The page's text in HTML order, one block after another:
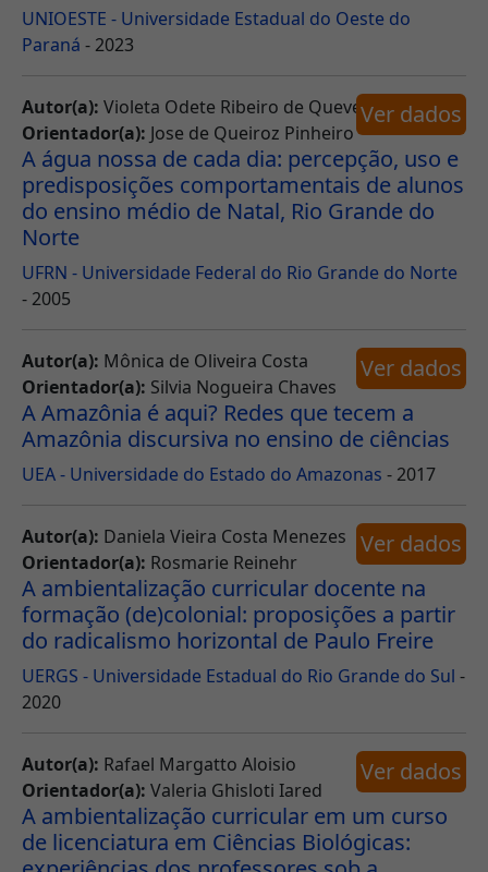
UNIOESTE - Universidade Estadual do Oeste do
Paraná - 2023
Autor(a): Violeta Odete Ribeiro de Quevedo
Orientador(a): Jose de Queiroz Pinheiro
A água nossa de cada dia: percepção, uso e
predisposições comportamentais de alunos
do ensino médio de Natal, Rio Grande do
Norte
UFRN - Universidade Federal do Rio Grande do Norte
- 2005
Ver dados
Autor(a): Mônica de Oliveira Costa
Orientador(a): Silvia Nogueira Chaves
A Amazônia é aqui? Redes que tecem a
Amazônia discursiva no ensino de ciências
UEA - Universidade do Estado do Amazonas - 2017
Ver dados
Autor(a): Daniela Vieira Costa Menezes
Orientador(a): Rosmarie Reinehr
A ambientalização curricular docente na
formação (de)colonial: proposições a partir
do radicalismo horizontal de Paulo Freire
UERGS - Universidade Estadual do Rio Grande do Sul -
2020
Ver dados
Autor(a): Rafael Margatto Aloisio
Orientador(a): Valeria Ghisloti Iared
A ambientalização curricular em um curso
de licenciatura em Ciências Biológicas:
Ver dados